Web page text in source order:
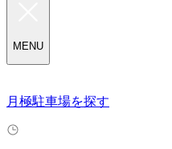
MENU
月極駐車場を探す